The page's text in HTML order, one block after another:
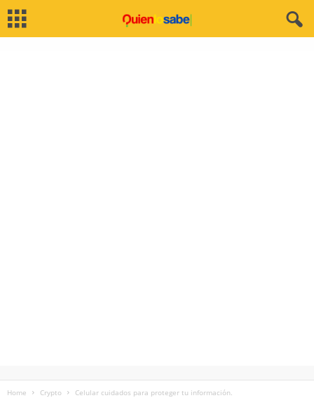
Home Crypto Celular cuidados para proteger tu información.